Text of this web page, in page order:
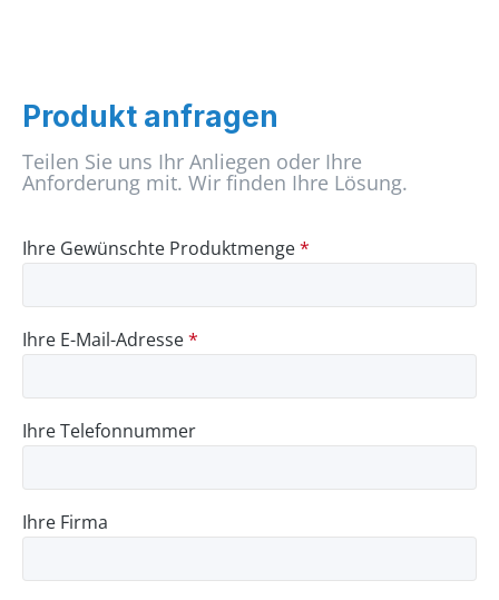
Produkt anfragen
Teilen Sie uns Ihr Anliegen oder Ihre
Anforderung mit. Wir finden Ihre Lösung.
Ihre Gewünschte Produktmenge*
Ihre E-Mail-Adresse*
Ihre Telefonnummer
Ihre Firma